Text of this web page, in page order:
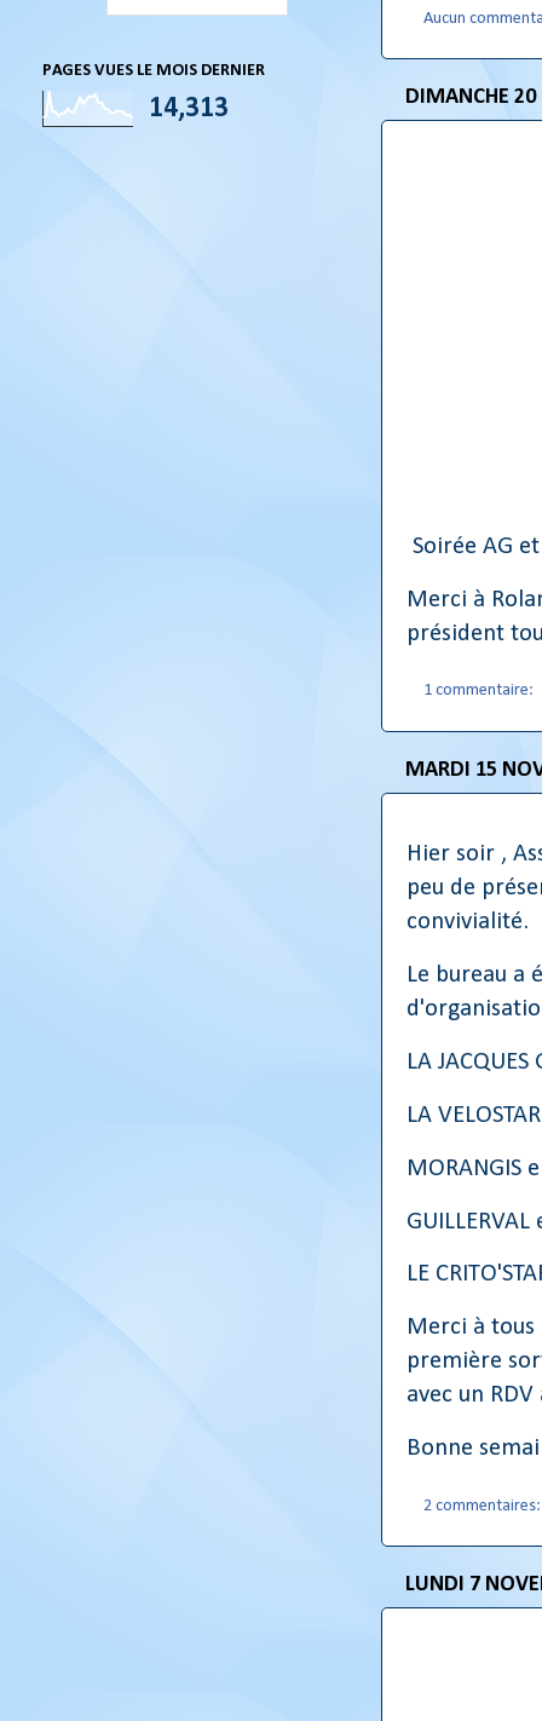
Aucun
DIMANCHE 20
Soirée AG
Merci à
président
1 commentaire:
MARDI 15
Hier soir ,
peu de
convivialité.
Le bureau a
LA
LA
MORANGIS
LE
Merci à tous
première
avec un
Bonne
2
LUNDI 7
PAGES VUES LE MOIS DERNIER
14,313